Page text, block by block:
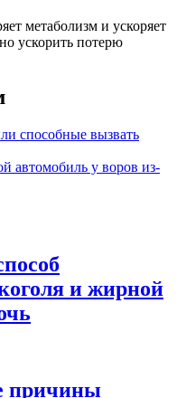
метаболизм и ускоряет
ускорить потерю
способные вызвать
автомобиль у воров из-
и жирной
причины